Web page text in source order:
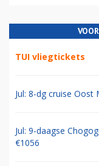
TUI vliegtickets
Jul: 8-dg cruise Oost
Jul: 9-daagse
€1056